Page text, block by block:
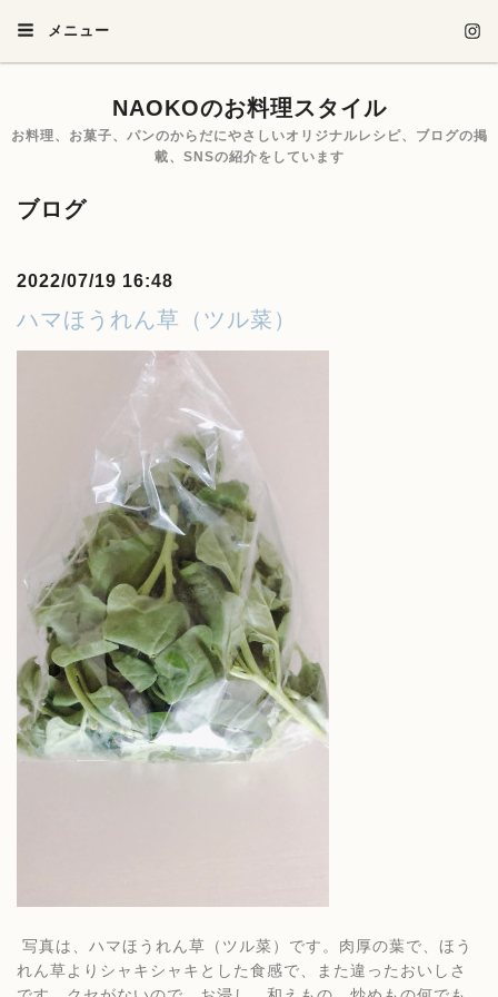
メニュー
NAOKOのお料理スタイル
お料理、お菓子、パンのからだにやさしいオリジナルレシピ、ブログの掲
載、SNSの紹介をしています
ブログ
2022/07/19 16:48
ハマほうれん草（ツル菜）
写真は、ハマほうれん草（ツル菜）です。肉厚の葉で、ほう
れん草よりシャキシャキとした食感で、また違ったおいしさ